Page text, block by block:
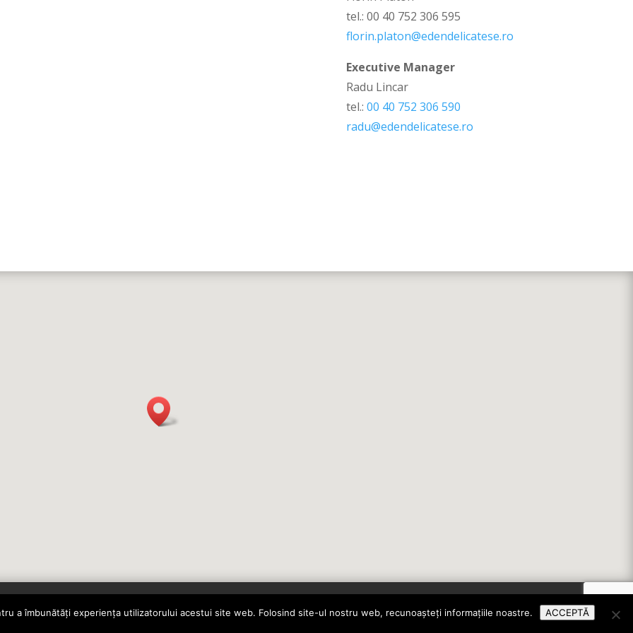
tel.: 00 40 752 306 595
florin.platon@edendelicatese.ro
Executive Manager
Radu Lincar
tel.:00 40 752 306 590
radu@edendelicatese.ro
a îmbunătăți experiența utilizatorului acestui site web. Folosind site-ul nostru web, recunoașteți informațiile noastre. ACCEPTĂ